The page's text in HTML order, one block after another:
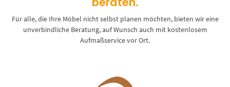
Für alle, die Ihre Möbel nicht selbst planen möchten, bieten wir eine
unverbindliche Beratung, auf Wunsch auch mit kostenlosem
Aufmaßservice vor Ort.